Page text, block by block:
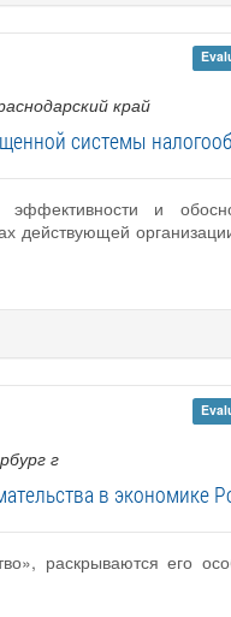
край
системы
и
действующей
г
в экономике
раскрываются его